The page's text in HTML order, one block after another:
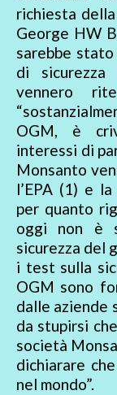
richiesta
George HW
sarebbe
di
vennero
OGM, è
interessi di
Monsanto
l’EPA (1) e
per quanto
oggi non è
sicurezza del
i test sulla
OGM sono
dalle aziende
da stupirsi
società
dichiarare
nel mondo”.